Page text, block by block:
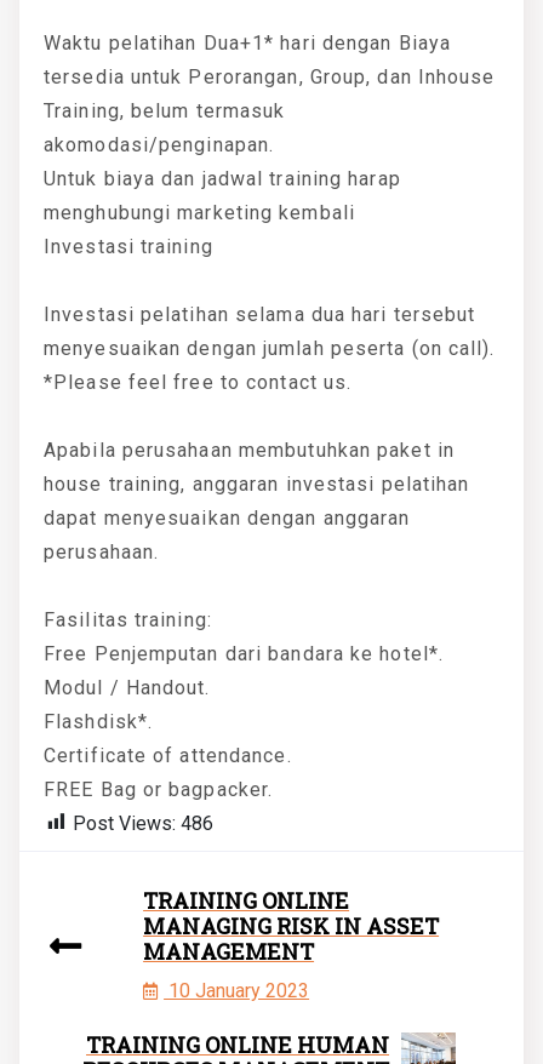
Waktu pelatihan Dua+1* hari dengan Biaya
tersedia untuk Perorangan, Group, dan Inhouse
Training, belum termasuk
akomodasi/penginapan.
Untuk biaya dan jadwal training harap
menghubungi marketing kembali
Investasi training
Investasi pelatihan selama dua hari tersebut
menyesuaikan dengan jumlah peserta (on call).
*Please feel free to contact us.
Apabila perusahaan membutuhkan paket in
house training, anggaran investasi pelatihan
dapat menyesuaikan dengan anggaran
perusahaan.
Fasilitas training:
Free Penjemputan dari bandara ke hotel*.
Modul / Handout.
Flashdisk*.
Certificate of attendance.
FREE Bag or bagpacker.
Post Views: 486
TRAINING ONLINE
MANAGING RISK IN ASSET
MANAGEMENT
10 January 2023
TRAINING ONLINE HUMAN